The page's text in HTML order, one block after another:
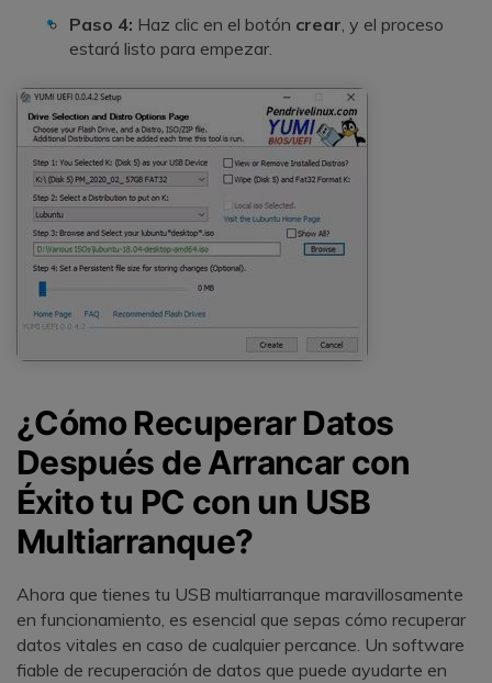
Paso 4: Haz clic en el botón crear, y el proceso
estará listo para empezar.
¿Cómo Recuperar Datos
Después de Arrancar con
Éxito tu PC con un USB
Multiarranque?
Ahora que tienes tu USB multiarranque maravillosamente
en funcionamiento, es esencial que sepas cómo recuperar
datos vitales en caso de cualquier percance. Un software
fiable de recuperación de datos que puede ayudarte en